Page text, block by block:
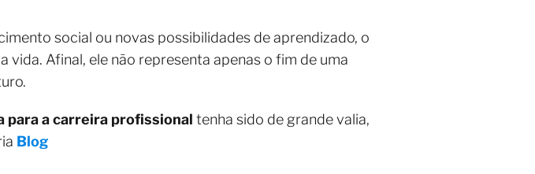
social ou novas possibilidades de aprendizado, o
Afinal, ele não representa apenas o fim de uma
para a carreira profissional tenha sido de grande valia,
Blog